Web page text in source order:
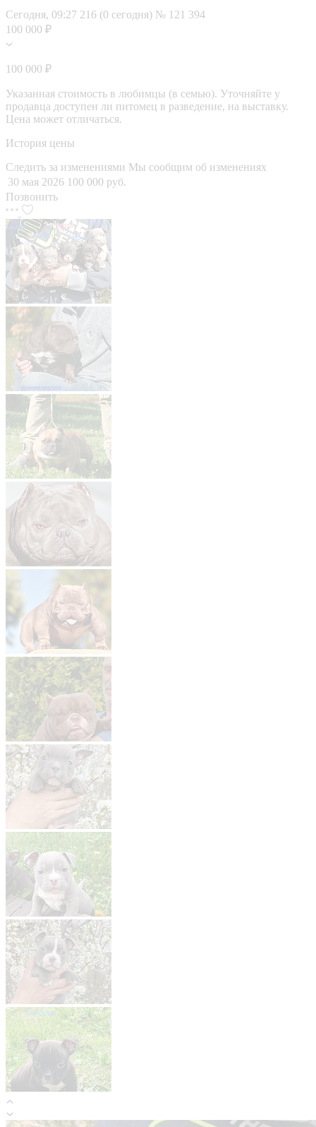
Сегодня, 09:27 216 (0 сегодня) № 121 394
100 000 ₽
100 000 ₽
Указанная стоимость в любимцы (в семью). Уточняйте у
продавца доступен ли питомец в разведение, на выставку.
Цена может отличаться.
История цены
Следить за изменениями Мы сообщим об изменениях
30 мая 2026 100 000 руб.
Позвонить